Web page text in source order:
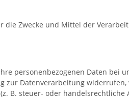
Zwecke und Mittel der
personenbezogenen Daten bei
Datenverarbeitung
B. steuer- oder